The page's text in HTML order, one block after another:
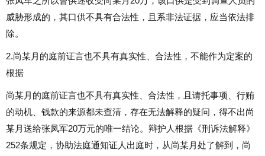
威胁形成的，其口供不具有合法性，且系非法证据，应当依法排
除。
2.尚某月的庭前证言也不具有真实性、合法性，不能作为定案的
根据
尚某月的庭前证言也不具有真实性、合法性，且请托事项、行贿
的动机、钱款的来源都未查清，存在无法解释的疑问，得不出尚
某月送给张凤军20万元的唯一结论。辩护人根据《刑诉法解释》
252条规定，协助法庭通知证人出庭时，从尚某月处了解到，尚